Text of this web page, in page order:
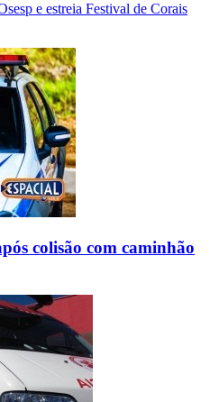
e estreia Festival de Corais
colisão com caminhão